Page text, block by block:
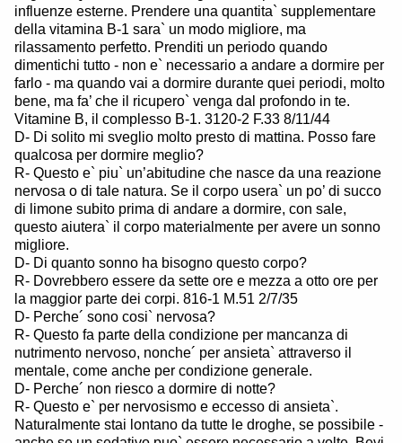
influenze esterne. Prendere una quantita` supplementare
della vitamina B-1 sara` un modo migliore, ma
rilassamento perfetto. Prenditi un periodo quando
dimentichi tutto - non e` necessario a andare a dormire per
farlo - ma quando vai a dormire durante quei periodi, molto
bene, ma fa’ che il ricupero` venga dal profondo in te.
Vitamine B, il complesso B-1. 3120-2 F.33 8/11/44
D- Di solito mi sveglio molto presto di mattina. Posso fare
qualcosa per dormire meglio?
R- Questo e` piu` un’abitudine che nasce da una reazione
nervosa o di tale natura. Se il corpo usera` un po’ di succo
di limone subito prima di andare a dormire, con sale,
questo aiutera` il corpo materialmente per avere un sonno
migliore.
D- Di quanto sonno ha bisogno questo corpo?
R- Dovrebbero essere da sette ore e mezza a otto ore per
la maggior parte dei corpi. 816-1 M.51 2/7/35
D- Perche´ sono cosi` nervosa?
R- Questo fa parte della condizione per mancanza di
nutrimento nervoso, nonche´ per ansieta` attraverso il
mentale, come anche per condizione generale.
D- Perche´ non riesco a dormire di notte?
R- Questo e` per nervosismo e eccesso di ansieta`.
Naturalmente stai lontano da tutte le droghe, se possibile -